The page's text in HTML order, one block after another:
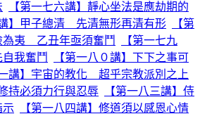
【第一七六講】靜心坐法是應劫期的
講】甲子總清 先清無形再清有形
【第
為夷 乙丑年亟須奮鬥
【第一七九
我奮鬥
【第一八０講】下下之事可
一講】宇宙的教化 超乎宗教派別之上
持必須力行與忍辱
【第一八三講】侍
示
【第一八四講】修道須以感恩心情